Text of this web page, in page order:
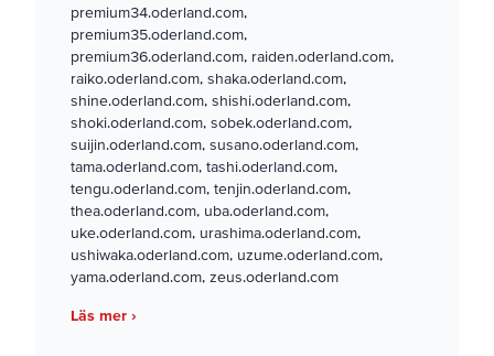
premium34.oderland.com,
premium35.oderland.com,
premium36.oderland.com, raiden.oderland.com,
raiko.oderland.com, shaka.oderland.com,
shine.oderland.com, shishi.oderland.com,
shoki.oderland.com, sobek.oderland.com,
suijin.oderland.com, susano.oderland.com,
tama.oderland.com, tashi.oderland.com,
tengu.oderland.com, tenjin.oderland.com,
thea.oderland.com, uba.oderland.com,
uke.oderland.com, urashima.oderland.com,
ushiwaka.oderland.com, uzume.oderland.com,
yama.oderland.com, zeus.oderland.com
Läs mer ›